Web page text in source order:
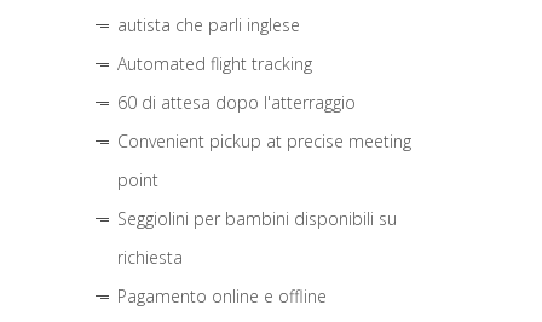
autista che parli inglese
Automated flight tracking
60 di attesa dopo l'atterraggio
Convenient pickup at precise meeting
point
Seggiolini per bambini disponibili su
richiesta
Pagamento online e offline